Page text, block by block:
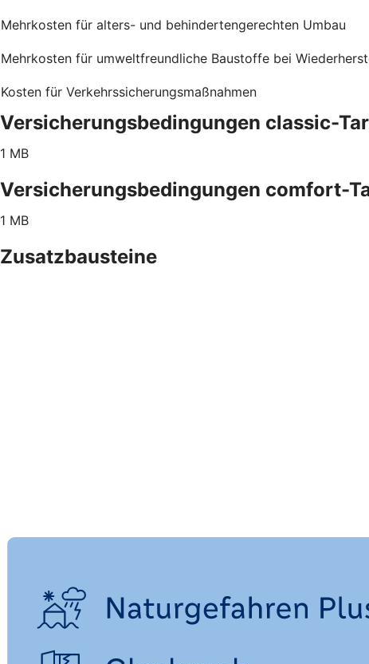
Mehrkosten für alters- und behindertengerechten Umbau
Mehrkosten für umweltfreundliche Baustoffe bei
Kosten für Verkehrssicherungsmaßnahmen
Versicherungsbedingungen classic-
1 MB
Versicherungsbedingungen comfort-
1 MB
Zusatzbausteine